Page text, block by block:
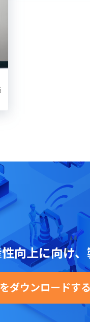
向上に向け、
ダウンロードする